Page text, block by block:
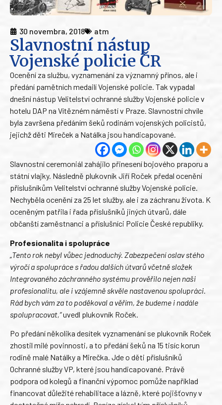
30 novembra, 2018 atm
Slavnostní nástup
Vojenské policie ČR
Ocenění za službu, vyznamenání za významný přínos, ale i
předání pamětních medailí Vojenské policie. Tak vypadal
dnešní nástup Velitelství ochranné služby Vojenské policie v
hotelu DAP na Vítězném náměstí v Praze. Slavnostní chvíle
byla završena předáním šeků rodinám vojenských policistů,
jejichž děti Mireček a Natálka jsou handicapované.
Slavnostní ceremoniál zahájilo přinesení bojového praporu a
státní vlajky. Následně plukovník Jiří Roček předal ocenění
příslušníkům Velitelství ochranné služby Vojenské policie.
Nechyběla ocenění za 25 let služby, ale i za záchranu života. K
oceněným patřila i řada příslušníků jiných útvarů, dále
občanští zaměstnanci a příslušníci Policie České republiky.
Profesionalita i spolupráce
„Tento rok nebyl vůbec jednoduchý. Zabezpečení oslav stého
výročí a spolupráce s řadou dalších útvarů včetně složek
Integrovaného záchranného systému prověřilo nejen naši
profesionalitu, ale i vzájemně skvěle nastavenou spolupráci.
Rád bych vám za to poděkoval a věřím, že budeme i nadále
spolupracovat,“uvedl plukovník Roček.
Po předání několika desítek vyznamenání se plukovník Roček
zhostil milé povinnosti, a to předání šeků na 15 tisíc korun
rodině malé Natálky a Mirečka. Jde o děti příslušníků
Ochranné služby VP, které jsou handicapované. Právě
podpora od kolegů a finanční výpomoc pomůže například
financovat důležité rehabilitace a lázně, které pojišťovny v